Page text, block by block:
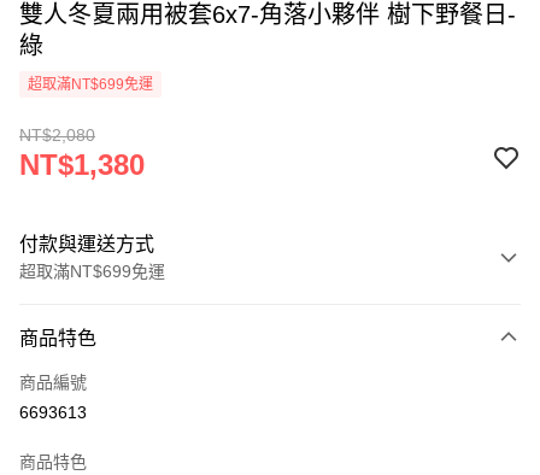
雙人冬夏兩用被套6x7-角落小夥伴 樹下野餐日-
綠
超取滿NT$699免運
NT$2,080
NT$1,380
付款與運送方式
超取滿NT$699免運
信用卡一次付款
超商取貨付款
商品特色
商品編號
6693613
商品特色